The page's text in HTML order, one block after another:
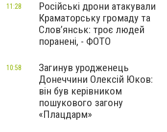
Російські дрони атакували
Краматорську громаду та
Слов’янськ: троє людей
поранені, - ФОТО
11:28
Загинув уродженець
Донеччини Олексій Юков:
він був керівником
пошукового загону
«Плацдарм»
10:58